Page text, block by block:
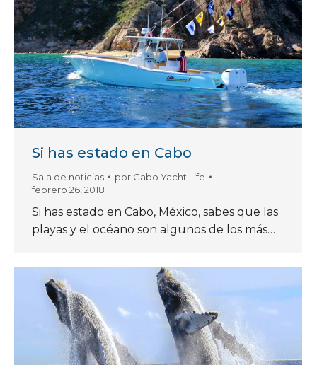
Si has estado en Cabo
Sala de noticias por Cabo Yacht Life
febrero 26, 2018
Si has estado en Cabo, México, sabes que las
playas y el océano son algunos de los más…